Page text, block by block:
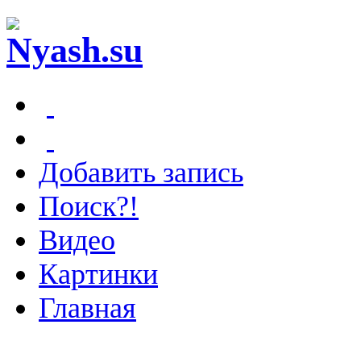
Добавить запись
Поиск?!
Видео
Картинки
Главная